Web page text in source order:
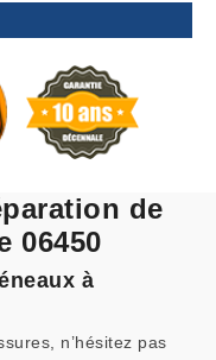
de
06450
à
n’hésitez pas